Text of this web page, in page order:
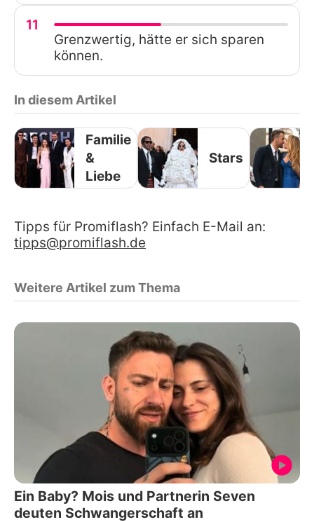
11
Grenzwertig, hätte er sich sparen
können.
In diesem Artikel
Familie
&
Liebe
Stars
Tipps für Promiflash? Einfach E-Mail an:
tipps@promiflash.de
Weitere Artikel zum Thema
Ein Baby? Mois und Partnerin Seven
deuten Schwangerschaft an